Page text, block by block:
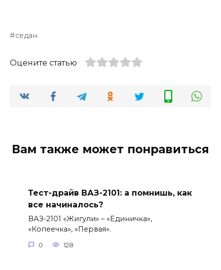
седан
Оцените статью
Вам также может понравиться
Тест-драйв ВАЗ-2101: а помнишь, как
все начиналось?
ВАЗ-2101 «Жигули» – «Единичка»,
«Копеечка», «Первая».
0 128